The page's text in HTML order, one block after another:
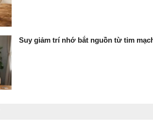
Suy giảm trí nhớ bắt nguồn từ tim